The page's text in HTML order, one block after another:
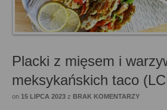
Placki z mięsem i
meksykańskich taco
on 15 LIPCA 2023 z BRAK KOMENTARZY